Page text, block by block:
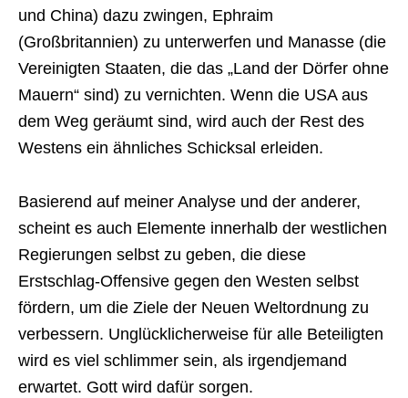
und China) dazu zwingen, Ephraim
(Großbritannien) zu unterwerfen und Manasse (die
Vereinigten Staaten, die das „Land der Dörfer ohne
Mauern“ sind) zu vernichten. Wenn die USA aus
dem Weg geräumt sind, wird auch der Rest des
Westens ein ähnliches Schicksal erleiden.
Basierend auf meiner Analyse und der anderer,
scheint es auch Elemente innerhalb der westlichen
Regierungen selbst zu geben, die diese
Erstschlag-Offensive gegen den Westen selbst
fördern, um die Ziele der Neuen Weltordnung zu
verbessern. Unglücklicherweise für alle Beteiligten
wird es viel schlimmer sein, als irgendjemand
erwartet. Gott wird dafür sorgen.